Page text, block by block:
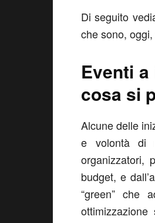
Di seguito
che sono,
Eventi
cosa si
Alcune delle
e volontà di
budget, e
“green” che